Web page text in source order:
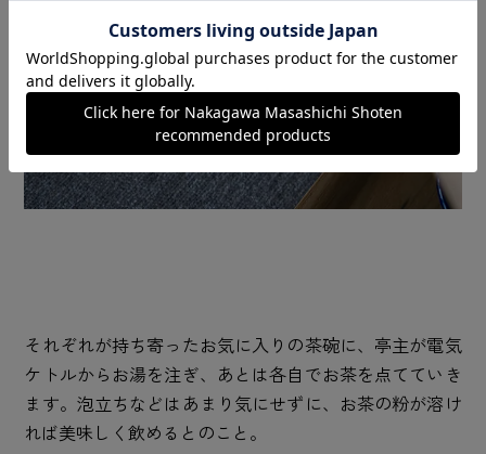
それぞれが持ち寄ったお気に入りの茶碗に、亭主が電気
ケトルからお湯を注ぎ、あとは各自でお茶を点てていき
ます。泡立ちなどはあまり気にせずに、お茶の粉が溶け
れば美味しく飲めるとのこと。